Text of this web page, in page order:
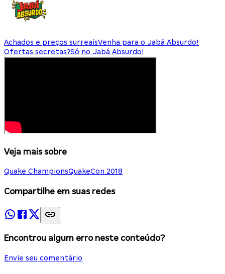
Achados e preços surreaisVenha para o Jabá Absurdo!
Ofertas secretas?Só no Jabá Absurdo!
Veja mais sobre
Quake ChampionsQuakeCon 2018
Compartilhe em suas redes
Encontrou algum erro neste conteúdo?
Envie seu comentário